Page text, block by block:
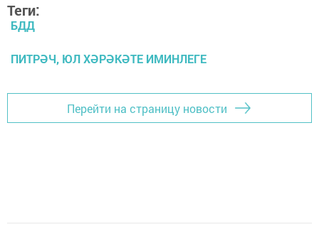
Теги:
БДД
ПИТРӘЧ, ЮЛ ХӘРӘКӘТЕ ИМИНЛЕГЕ
Перейти на страницу новости